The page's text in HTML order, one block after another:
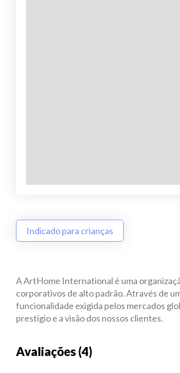
Indicado para crianças
A ArtHome International é uma
corporativos de alto padrão. Através de
funcionalidade exigida pelos mercados
prestígio e a visão dos nossos clientes.
Avaliações (4)